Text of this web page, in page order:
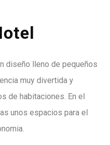
diseño lleno de pequeños
muy divertida y
de habitaciones. En el
unos espacios para el